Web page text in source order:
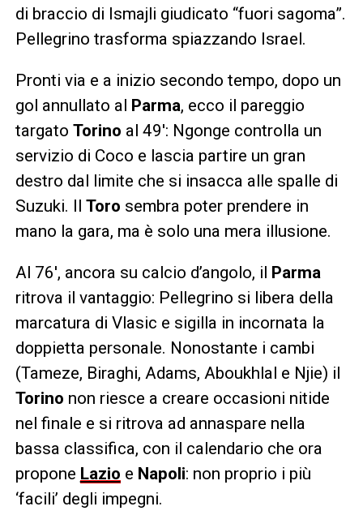
di braccio di Ismajli giudicato “fuori sagoma”.
Pellegrino trasforma spiazzando Israel.
Pronti via e a inizio secondo tempo, dopo un
gol annullato al Parma, ecco il pareggio
targato Torino al 49′: Ngonge controlla un
servizio di Coco e lascia partire un gran
destro dal limite che si insacca alle spalle di
Suzuki. Il Toro sembra poter prendere in
mano la gara, ma è solo una mera illusione.
Al 76′, ancora su calcio d’angolo, il Parma
ritrova il vantaggio: Pellegrino si libera della
marcatura di Vlasic e sigilla in incornata la
doppietta personale. Nonostante i cambi
(Tameze, Biraghi, Adams, Aboukhlal e Njie) il
Torino non riesce a creare occasioni nitide
nel finale e si ritrova ad annaspare nella
bassa classifica, con il calendario che ora
propone Lazio e Napoli: non proprio i più
‘facili’ degli impegni.